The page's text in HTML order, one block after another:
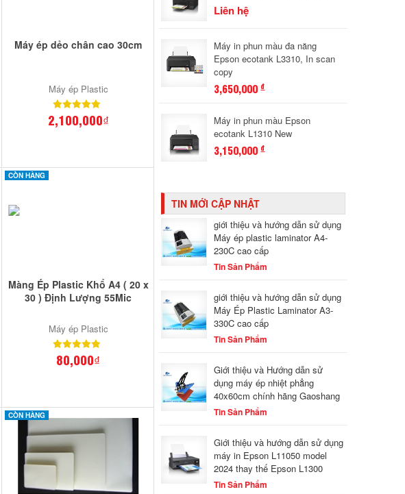
Máy ép dẻo chân cao 30cm
Máy ép Plastic
2,100,000₫
CÒN HÀNG
Màng Ép Plastic Khổ A4 ( 20 x
30 ) Định Lượng 55Mic
Máy ép Plastic
80,000₫
CÒN HÀNG
Liên hệ
Máy in phun màu đa năng
Epson ecotank L3310, In scan
copy
3,650,000đ
Máy in phun màu Epson
ecotank L1310 New
3,150,000đ
TIN MỚI CẬP NHẬT
giới thiệu và hướng dẫn sử dụng
Máy ép plastic laminator A4-
230C cao cấp
Tin Sản Phẩm
giới thiệu và hướng dẫn sử dụng
Máy Ép Plastic Laminator A3-
330C cao cấp
Tin Sản Phẩm
Giới thiệu và Hướng dẫn sử
dụng máy ép nhiệt phẳng
40x60cm chính hãng Gaoshang
Tin Sản Phẩm
Giới thiệu và hướng dẫn sử dụng
máy in Epson L11050 model
2024 thay thế Epson L1300
Tin Sản Phẩm